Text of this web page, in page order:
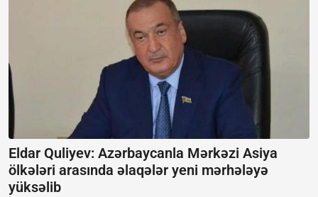
Eldar Quliyev: Azərbaycanla Mərkəzi Asiya
ölkələri arasında əlaqələr yeni mərhələyə
yüksəlib